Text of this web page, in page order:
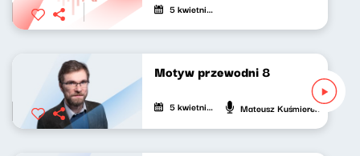
5 kwietnia 2021
Motyw przewodni 8
5 kwietnia 2021 Mateusz Kuśmierek